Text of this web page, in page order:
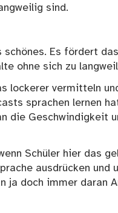
sind.
Es fördert
ohne sich zu
lockerer vermitteln
sprachen lernen
die Geschwindigkeit
Schüler hier das
ausdrücken und
ja doch immer daran